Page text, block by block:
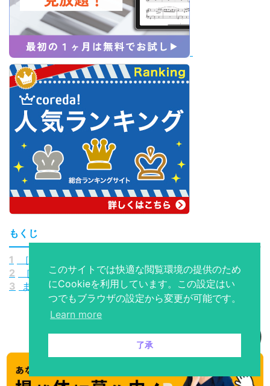
もくじ
1
［Alexandros］の人気曲10選
2
［Alexandros］の編集部おすすめ曲3選
3
まとめ
このサイトでは快適な閲覧環境の提供のため
にCookieを利用しています。この設定はい
つでもブラウザの設定から変更が可能です。
Learn more
了承